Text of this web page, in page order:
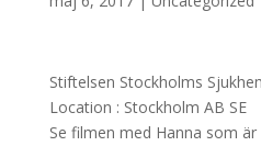
Stiftelsen Stockholms
Location : Stockholm AB SE
Se filmen med Hanna som